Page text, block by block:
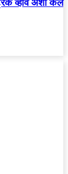
व्हावे अशी केले